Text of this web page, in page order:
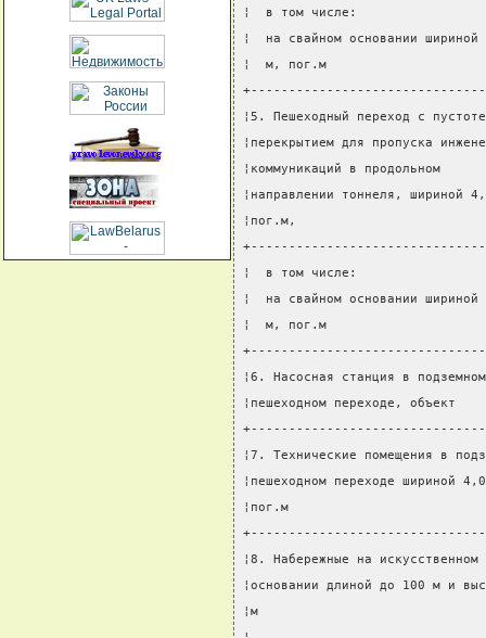
¦  в том числе:
¦  на свайном основании
¦  м, пог.м
¦5. Пешеходный переход с
¦перекрытием для
¦коммуникаций в
¦направлении тоннеля,
¦пог.м,
¦  в том числе:
¦  на свайном основании
¦  м, пог.м
¦6. Насосная станция в
¦пешеходном переходе,
¦7. Технические помещения
¦пешеходном переходе
¦пог.м
¦8. Набережные на
¦основании длиной до 100 м
¦м